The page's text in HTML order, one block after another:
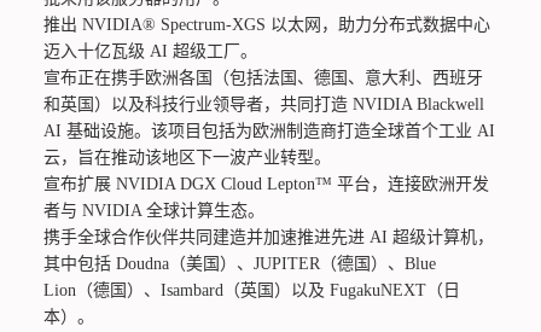
推出 NVIDIA® Spectrum-XGS 以太网，助力分布式数据中心
迈入十亿瓦级 AI 超级工厂。
宣布正在携手欧洲各国（包括法国、德国、意大利、西班牙
和英国）以及科技行业领导者，共同打造 NVIDIA Blackwell
AI 基础设施。该项目包括为欧洲制造商打造全球首个工业 AI
云，旨在推动该地区下一波产业转型。
宣布扩展 NVIDIA DGX Cloud Lepton™ 平台，连接欧洲开发
者与 NVIDIA 全球计算生态。
携手全球合作伙伴共同建造并加速推进先进 AI 超级计算机，
其中包括 Doudna（美国）、JUPITER（德国）、Blue
Lion（德国）、Isambard（英国）以及 FugakuNEXT（日
本）。